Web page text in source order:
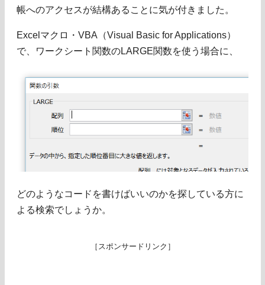
帳へのアクセスが結構あることに気が付きました。
Excelマクロ・VBA（Visual Basic for Applications）
で、ワークシート関数のLARGE関数を使う場合に、
どのようなコードを書けばいいのかを探している方に
よる検索でしょうか。
［スポンサードリンク］